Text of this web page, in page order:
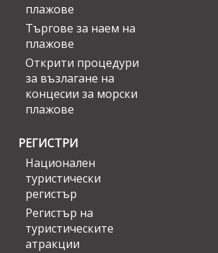
плажове
Търгове за наем на
плажове
Открити процедури
за възлагане на
концесии за морски
плажове
РЕГИСТРИ
Национален
туристически
регистър
Регистър на
туристическите
атракции